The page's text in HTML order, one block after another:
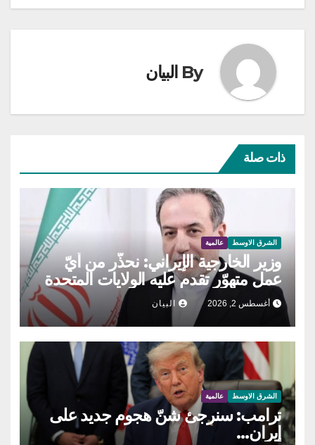
By البيان
ذات صلة
الشرق الاوسط عالمية
وزير الخارجية الإيراني: نحذّر من أيّ
عمل متهوّر تقدم عليه الولايات المتحدة
أغسطس 2, 2026 البيان
الشرق الاوسط عالمية
ترامب: سنرجئ شنّ هجوم جديد على
إيران…